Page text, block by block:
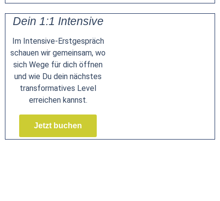
Dein 1:1 Intensive
Im Intensive-Erstgespräch
schauen wir gemeinsam, wo
sich Wege für dich öffnen
und wie Du dein nächstes
transformatives Level
erreichen kannst.
Jetzt buchen